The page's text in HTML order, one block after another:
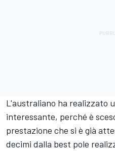
L'australiano ha realizzato
interessante, perché è
prestazione che si è già
decimi dalla best pole